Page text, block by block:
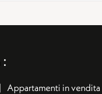
:
Appartamenti in vendita